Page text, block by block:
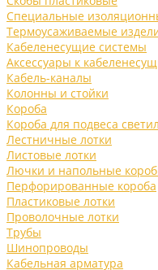
Специальные
Термоусаживаемые
Кабеленесущие системы
Аксессуары к
Кабель-каналы
Колонны и стойки
Короба
Короба для подвеса
Лестничные лотки
Листовые лотки
Лючки и напольные
Перфорированные короба
Пластиковые лотки
Проволочные лотки
Трубы
Шинопроводы
Кабельная арматура